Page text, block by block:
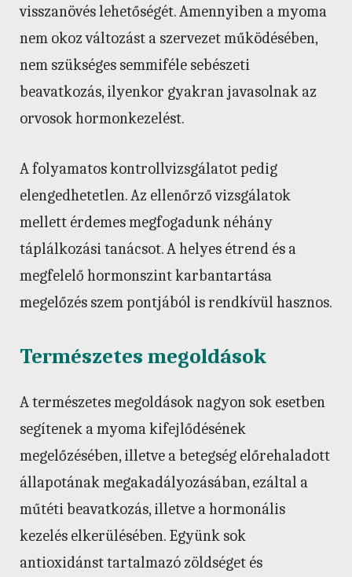
visszanövés lehetőségét. Amennyiben a myoma
nem okoz változást a szervezet működésében,
nem szükséges semmiféle sebészeti
beavatkozás, ilyenkor gyakran javasolnak az
orvosok hormonkezelést.
A folyamatos kontrollvizsgálatot pedig
elengedhetetlen. Az ellenőrző vizsgálatok
mellett érdemes megfogadunk néhány
táplálkozási tanácsot. A helyes étrend és a
megfelelő hormonszint karbantartása
megelőzés szem pontjából is rendkívül hasznos.
Természetes megoldások
A természetes megoldások nagyon sok esetben
segítenek a myoma kifejlődésének
megelőzésében, illetve a betegség előrehaladott
állapotának megakadályozásában, ezáltal a
műtéti beavatkozás, illetve a hormonális
kezelés elkerülésében. Együnk sok
antioxidánst tartalmazó zöldséget és